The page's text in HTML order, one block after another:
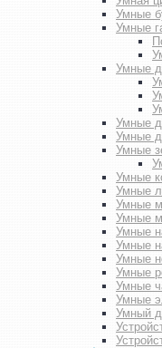
Умные
Умные
Умные
Умные
Умные
Умные
Умные
Умные
Умные
Умные
Умные
Умные
Умные
Умные
Умные
Умные
Умный